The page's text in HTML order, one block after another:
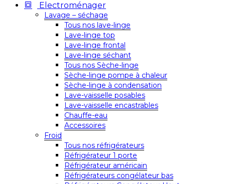
Electroménager
Lavage – séchage
Tous nos lave-linge
Lave-linge top
Lave-linge frontal
Lave-linge séchant
Tous nos Sèche-linge
Sèche-linge pompe à chaleur
Sèche-linge à condensation
Lave-vaisselle posables
Lave-vaisselle encastrables
Chauffe-eau
Accessoires
Froid
Tous nos réfrigérateurs
Réfrigérateur 1 porte
Réfrigérateur américain
Réfrigérateurs congélateur bas